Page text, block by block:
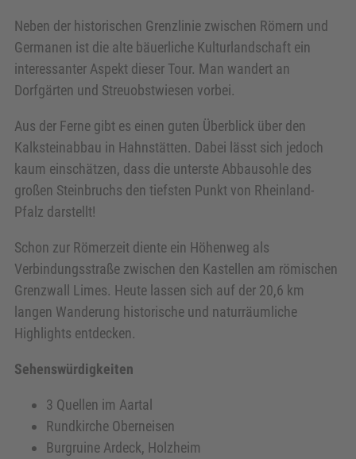
Neben der historischen Grenzlinie zwischen Römern und
Germanen ist die alte bäuerliche Kulturlandschaft ein
interessanter Aspekt dieser Tour. Man wandert an
Dorfgärten und Streuobstwiesen vorbei.
Aus der Ferne gibt es einen guten Überblick über den
Kalksteinabbau in Hahnstätten. Dabei lässt sich jedoch
kaum einschätzen, dass die unterste Abbausohle des
großen Steinbruchs den tiefsten Punkt von Rheinland-
Pfalz darstellt!
Schon zur Römerzeit diente ein Höhenweg als
Verbindungsstraße zwischen den Kastellen am römischen
Grenzwall Limes. Heute lassen sich auf der 20,6 km
langen Wanderung historische und naturräumliche
Highlights entdecken.
Sehenswürdigkeiten
3 Quellen im Aartal
Rundkirche Oberneisen
Burgruine Ardeck, Holzheim